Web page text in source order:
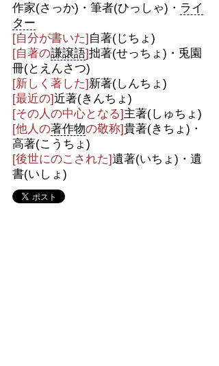
作家(さっか)・筆者(ひっしゃ)・ ライ
ター
[自分が書いた]自著(じちょ)
[自著の謙譲語]拙著(せっちょ)・兎園
冊(とえんさつ)
[新しく著した]新著(しんちょ)
[最近の]近著(きんちょ)
[その人の中心となる]主著(しゅちょ)
[他人の著作物の敬称]貴著(きちょ)・
高著(こうちょ)
[後世にのこされた]遺著(いちょ)・遺
書(いしょ)